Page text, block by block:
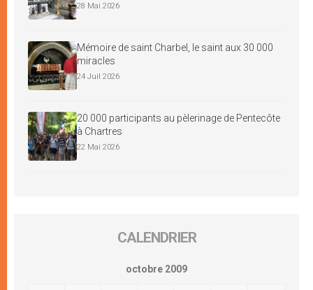
28 Mai 2026
Mémoire de saint Charbel, le saint aux 30 000
miracles
24 Juil 2026
20 000 participants au pèlerinage de Pentecôte
à Chartres
22 Mai 2026
CALENDRIER
octobre 2009